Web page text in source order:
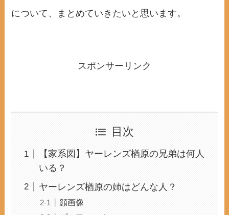
について、まとめていきたいと思います。
スポンサーリンク
目次
【家系図】ヤーレンズ楢原の兄弟は何人
いる？
ヤーレンズ楢原の姉はどんな人？
顔画像